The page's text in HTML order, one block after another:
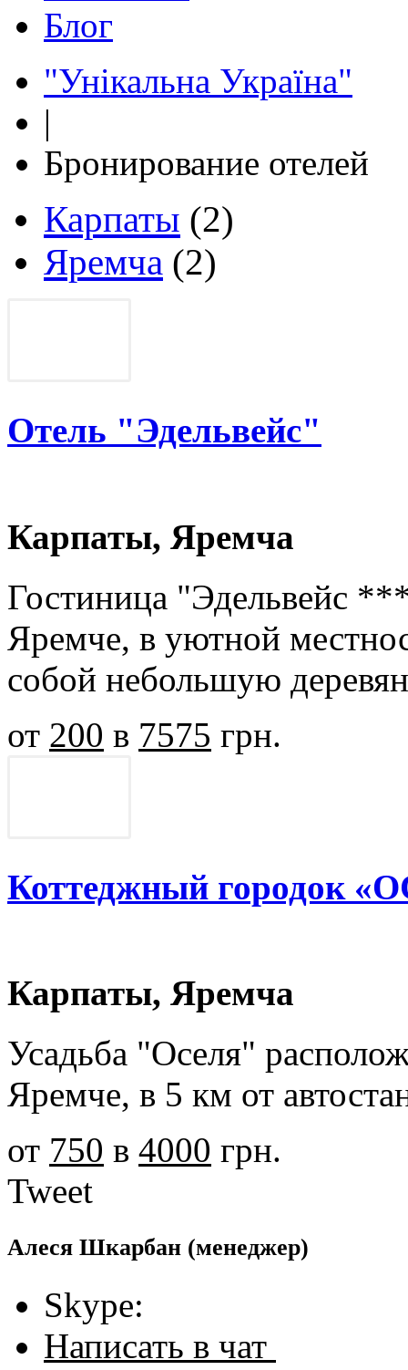
Блог
"Унікальна Україна"
|
Бронирование отелей
Карпаты (2)
Яремча (2)
Отель "Эдельвейс"
Карпаты, Яремча
Гостиница "Эдельвейс
Яремче, в уютной
собой небольшую
от 200 в 7575 грн.
Коттеджный городок
Карпаты, Яремча
Усадьба "Оселя"
Яремче, в 5 км от
от 750 в 4000 грн.
Tweet
Алеся Шкарбан (менеджер)
Skype:
Написать в чат